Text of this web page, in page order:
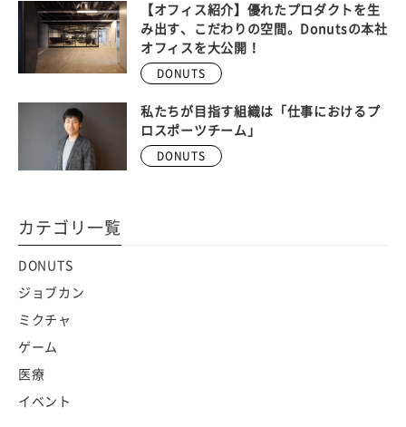
【オフィス紹介】優れたプロダクトを生
み出す、こだわりの空間。Donutsの本社
オフィスを大公開！
DONUTS
私たちが目指す組織は「仕事におけるプ
ロスポーツチーム」
DONUTS
カテゴリ一覧
DONUTS
ジョブカン
ミクチャ
ゲーム
医療
イベント